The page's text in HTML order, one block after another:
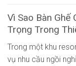
Vì Sao Bàn Ghế
Trọng Trong
Trong một khu
vụ nhu cầu ngồi